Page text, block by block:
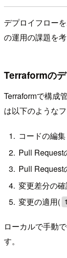
デプロイフロー
の運用の課題を考
Terraformの
Terraformで構成
は以下のような
コードの編集
Pull Request
Pull Request
変更差分の
変更の適用(
ローカルで手動
す。